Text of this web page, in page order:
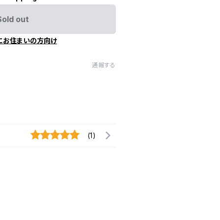
out
お住まいの方向け
通報する
(1)